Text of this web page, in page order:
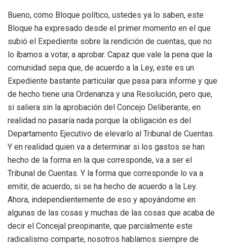
Bueno, como Bloque político, ustedes ya lo saben, este
Bloque ha expresado desde el primer momento en el que
subió el Expediente sobre la rendición de cuentas, que no
lo íbamos a votar, a aprobar. Capaz que vale la pena que la
comunidad sepa que, de acuerdo a la Ley, este es un
Expediente bastante particular que pasa para informe y que
de hecho tiene una Ordenanza y una Resolución, pero que,
si saliera sin la aprobación del Concejo Deliberante, en
realidad no pasaría nada porque la obligación es del
Departamento Ejecutivo de elevarlo al Tribunal de Cuentas.
Y en realidad quien va a determinar si los gastos se han
hecho de la forma en la que corresponde, va a ser el
Tribunal de Cuentas. Y la forma que corresponde lo va a
emitir, de acuerdo, si se ha hecho de acuerdo a la Ley.
Ahora, independientemente de eso y apoyándome en
algunas de las cosas y muchas de las cosas que acaba de
decir el Concejal preopinante, que parcialmente este
radicalismo comparte, nosotros hablamos siempre de